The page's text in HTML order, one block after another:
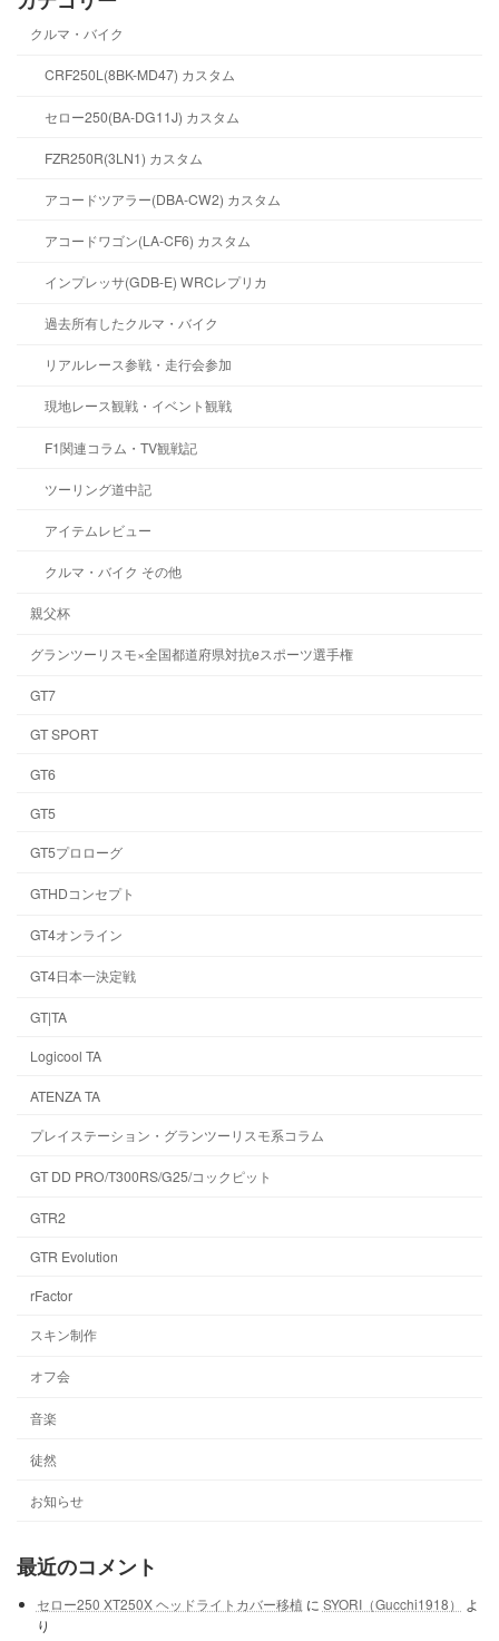
クルマ・バイク
CRF250L(8BK-MD47) カスタム
セロー250(BA-DG11J) カスタム
FZR250R(3LN1) カスタム
アコードツアラー(DBA-CW2) カスタム
アコードワゴン(LA-CF6) カスタム
インプレッサ(GDB-E) WRCレプリカ
過去所有したクルマ・バイク
リアルレース参戦・走行会参加
現地レース観戦・イベント観戦
F1関連コラム・TV観戦記
ツーリング道中記
アイテムレビュー
クルマ・バイク その他
親父杯
グランツーリスモ×全国都道府県対抗eスポーツ選手権
GT7
GT SPORT
GT6
GT5
GT5プロローグ
GTHDコンセプト
GT4オンライン
GT4日本一決定戦
GT|TA
Logicool TA
ATENZA TA
プレイステーション・グランツーリスモ系コラム
GT DD PRO/T300RS/G25/コックピット
GTR2
GTR Evolution
rFactor
スキン制作
オフ会
音楽
徒然
お知らせ
最近のコメント
セロー250 XT250X ヘッドライトカバー移植 に SYORI（Gucchi1918）
よ
り